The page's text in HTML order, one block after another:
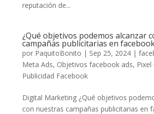
reputación de...
¿Qué objetivos podemos alcanzar
campañas publicitarias en
por PaquitoBonito | Sep 25, 2024|
Meta Ads, Objetivos facebook ads,
Publicidad Facebook
Digital Marketing ¿Qué objetivos
con nuestras campañas publicitarias en